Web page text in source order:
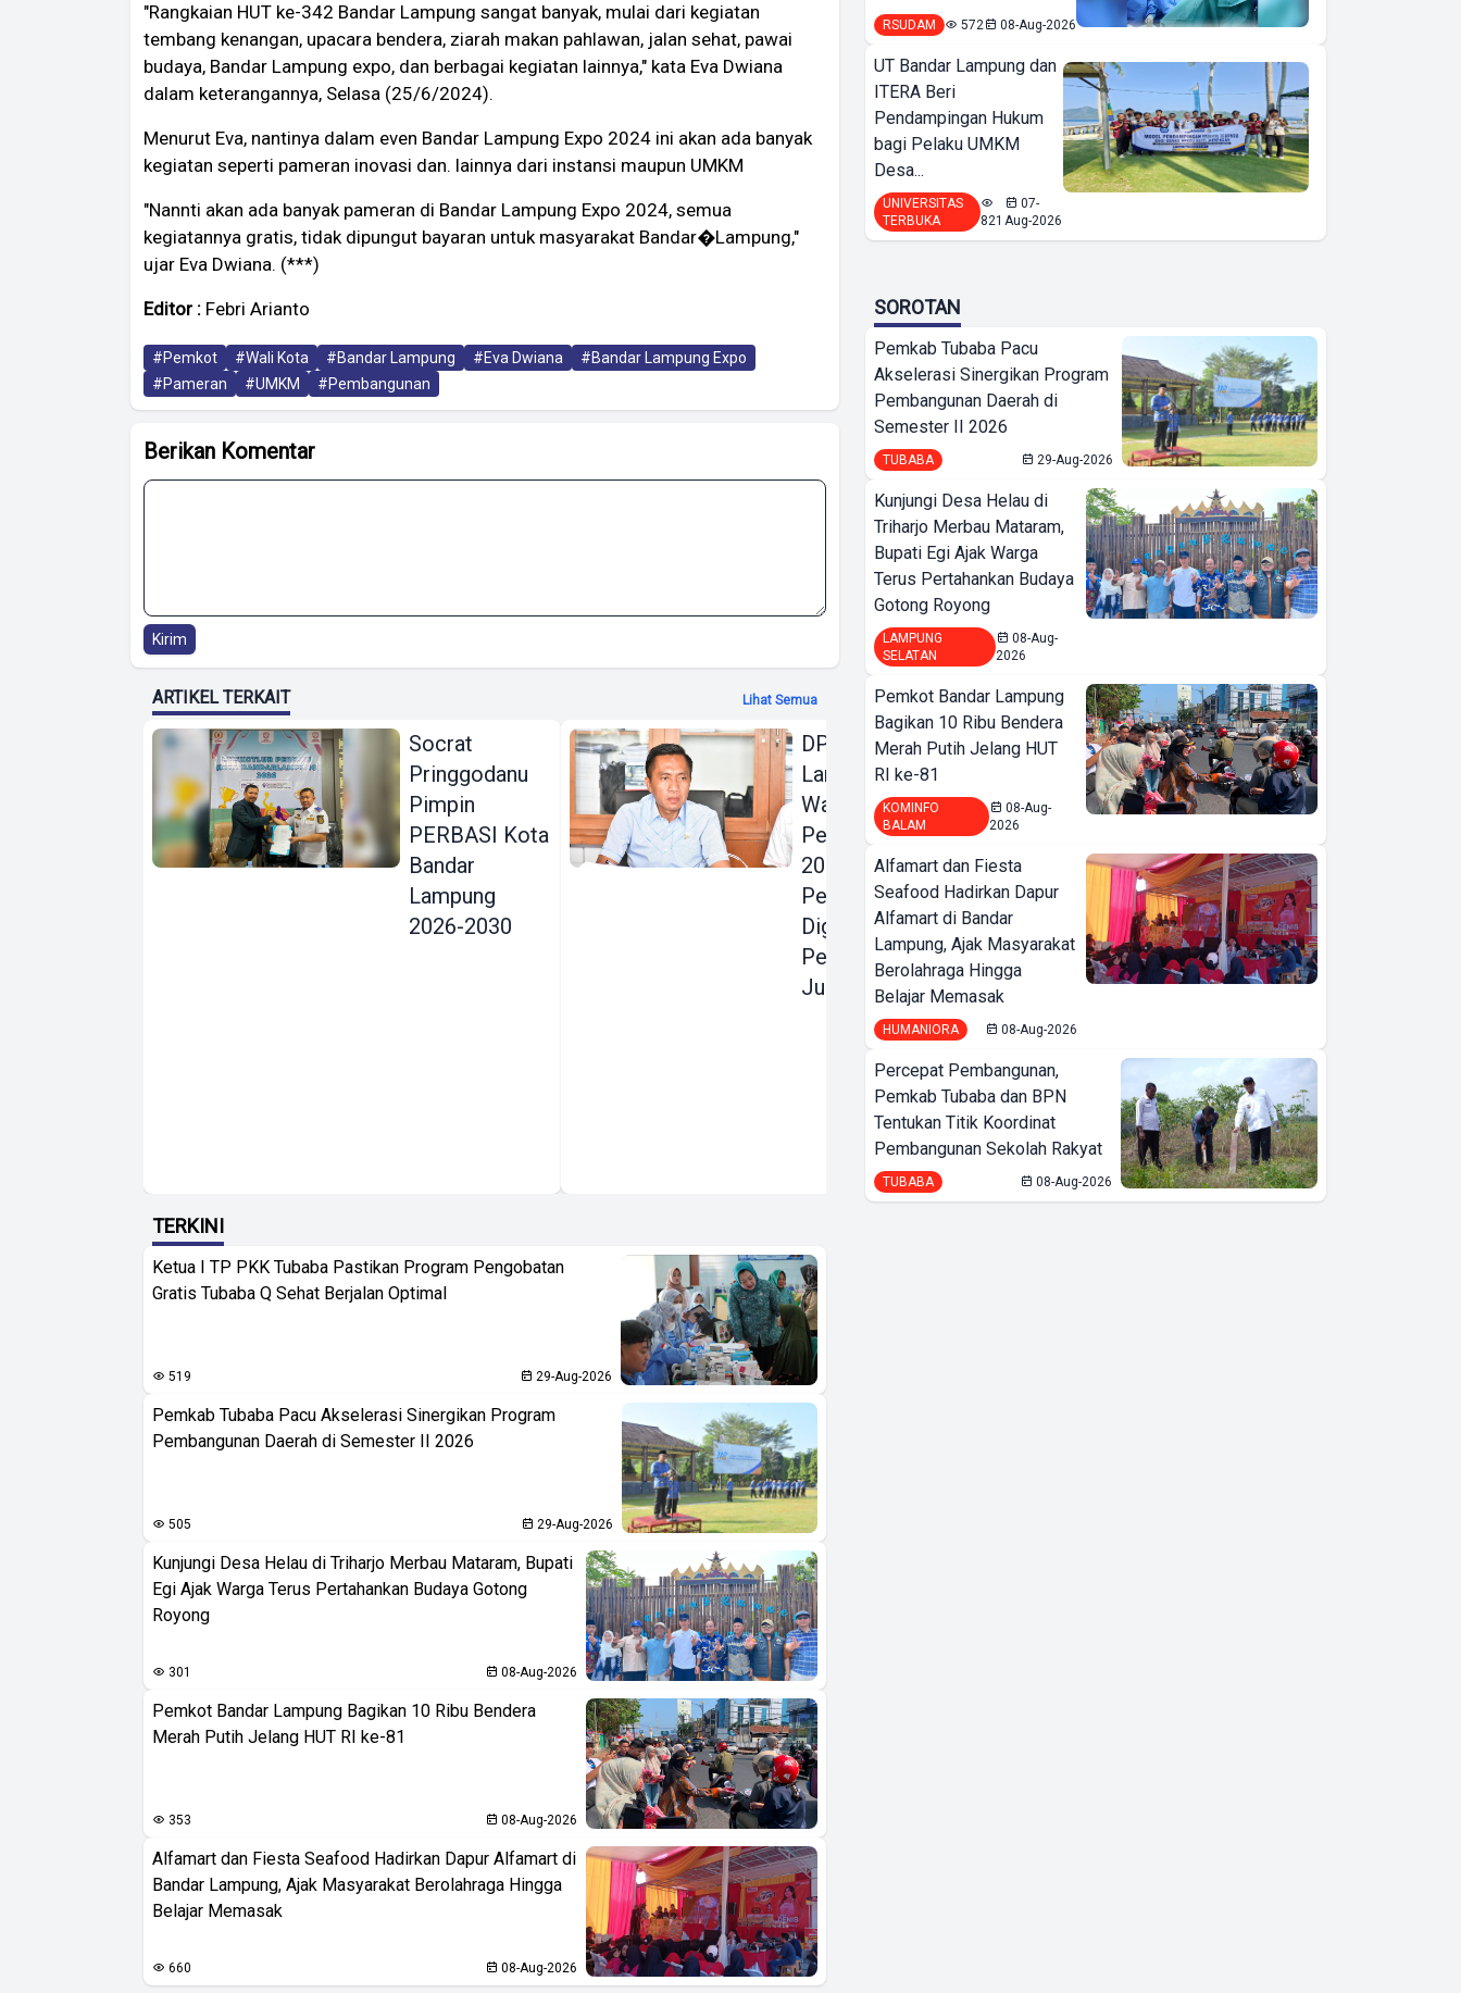
"Rangkaian HUT ke-342 Bandar Lampung sangat banyak, mulai dari kegiatan
tembang kenangan, upacara bendera, ziarah makan pahlawan, jalan sehat, pawai
budaya, Bandar Lampung expo, dan berbagai kegiatan lainnya," kata Eva Dwiana
dalam keterangannya, Selasa (25/6/2024).
Menurut Eva, nantinya dalam even Bandar Lampung Expo 2024 ini akan ada banyak
kegiatan seperti pameran inovasi dan. lainnya dari instansi maupun UMKM
"Nannti akan ada banyak pameran di Bandar Lampung Expo 2024, semua
kegiatannya gratis, tidak dipungut bayaran untuk masyarakat Bandar�Lampung,"
ujar Eva Dwiana. (***)
Editor : Febri Arianto
#Pemkot #Wali Kota #Bandar Lampung #Eva Dwiana
#Bandar Lampung Expo
#Pameran
#UMKM #Pembangunan
Berikan Komentar
Kirim
ARTIKEL TERKAIT Lihat Semua
Socrat
Pringgodanu
Pimpin
PERBASI Kota
Bandar
Lampung
2026-2030
DPRD Bandar
Lampung Beri
Warning Keras
Perubahan KUA
2026:
Pendapatan
Digenjot, Belanja
Pembangunan
Justru Dipangkas
SEAMEO
BIOTROP
Gelar National
& Regional
Training
Circular
Economy
Seminar
Dukung
Berkelanjutan
dan
Pengelolaan
Sumber Daya
Alam
TERKINI
Ketua I TP PKK Tubaba Pastikan Program Pengobatan
Gratis Tubaba Q Sehat Berjalan Optimal
519 29-Aug-2026
Pemkab Tubaba Pacu Akselerasi Sinergikan Program
Pembangunan Daerah di Semester II 2026
505 29-Aug-2026
Kunjungi Desa Helau di Triharjo Merbau Mataram, Bupati
Egi Ajak Warga Terus Pertahankan Budaya Gotong
Royong
301 08-Aug-2026
Pemkot Bandar Lampung Bagikan 10 Ribu Bendera
Merah Putih Jelang HUT RI ke-81
353 08-Aug-2026
Alfamart dan Fiesta Seafood Hadirkan Dapur Alfamart di
Bandar Lampung, Ajak Masyarakat Berolahraga Hingga
Belajar Memasak
660 08-Aug-2026
RSUDAM 572 08-Aug-2026
UT Bandar Lampung dan
ITERA Beri
Pendampingan Hukum
bagi Pelaku UMKM
Desa...
UNIVERSITAS
TERBUKA
821
07-
Aug-2026
SOROTAN
Pemkab Tubaba Pacu
Akselerasi Sinergikan Program
Pembangunan Daerah di
Semester II 2026
TUBABA 29-Aug-2026
Kunjungi Desa Helau di
Triharjo Merbau Mataram,
Bupati Egi Ajak Warga
Terus Pertahankan Budaya
Gotong Royong
LAMPUNG
SELATAN
08-Aug-
2026
Pemkot Bandar Lampung
Bagikan 10 Ribu Bendera
Merah Putih Jelang HUT
RI ke-81
KOMINFO
BALAM
08-Aug-
2026
Alfamart dan Fiesta
Seafood Hadirkan Dapur
Alfamart di Bandar
Lampung, Ajak Masyarakat
Berolahraga Hingga
Belajar Memasak
HUMANIORA 08-Aug-2026
Percepat Pembangunan,
Pemkab Tubaba dan BPN
Tentukan Titik Koordinat
Pembangunan Sekolah Rakyat
TUBABA 08-Aug-2026